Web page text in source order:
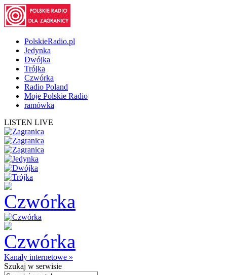
PolskieRadio.pl
Jedynka
Dwójka
Trójka
Czwórka
Radio Poland
Moje Polskie Radio
ramówka
LISTEN LIVE
Kanały internetowe »
Szukaj w serwisie